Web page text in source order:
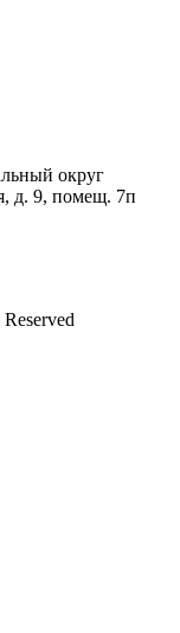
округ
д. 9, помещ. 7п